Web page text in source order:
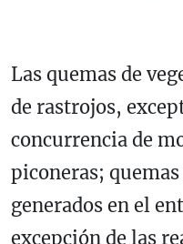
Las quemas de
de rastrojos,
concurrencia de
piconeras;
generados en el
excepción de las